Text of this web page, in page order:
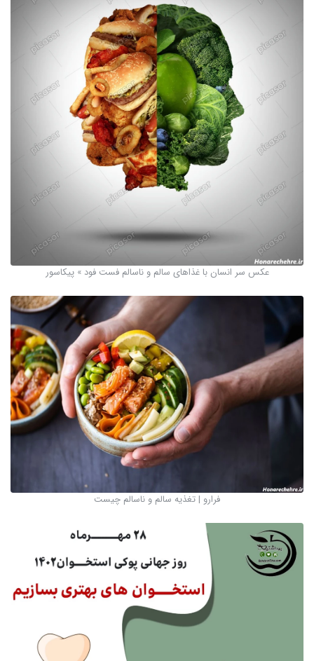
عکس سر انسان با غذاهای سالم و ناسالم فست فود » پیکاسور
فرارو | تغذیه سالم و ناسالم چیست